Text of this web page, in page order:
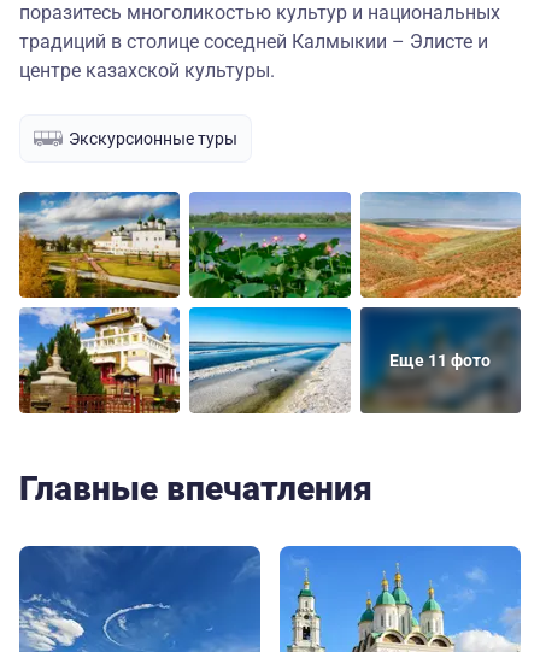
поразитесь многоликостью культур и национальных
традиций в столице соседней Калмыкии – Элисте и
центре казахской культуры.
Экскурсионные туры
Еще 11 фото
Главные впечатления